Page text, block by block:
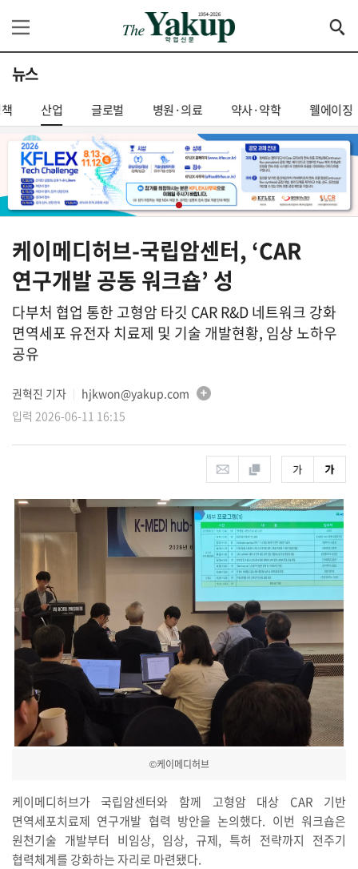
뉴스
산업 글로벌 병원·의료 약사·약학 웰에이징
케이메디허브-국립암센터, ‘CAR
연구개발 공동 워크숍’ 성
다부처 협업 통한 고형암 타깃 CAR R&D 네트워크 강화
면역세포 유전자 치료제 및 기술 개발현황, 임상 노하우
공유
권혁진 기자
hjkwon@yakup.com
입력 2026-06-11 16:15
©케이메디허브
케이메디허브가 국립암센터와 함께 고형암 대상 CAR 기반
면역세포치료제 연구개발 협력 방안을 논의했다. 이번 워크숍은
원천기술 개발부터 비임상, 임상, 규제, 특허 전략까지 전주기
협력체계를 강화하는 자리로 마련됐다.